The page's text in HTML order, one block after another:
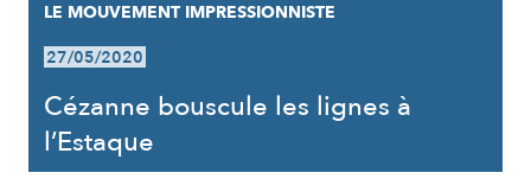
LE MOUVEMENT IMPRESSIONNISTE
27/05/2020
Cézanne bouscule les lignes à
l’Estaque